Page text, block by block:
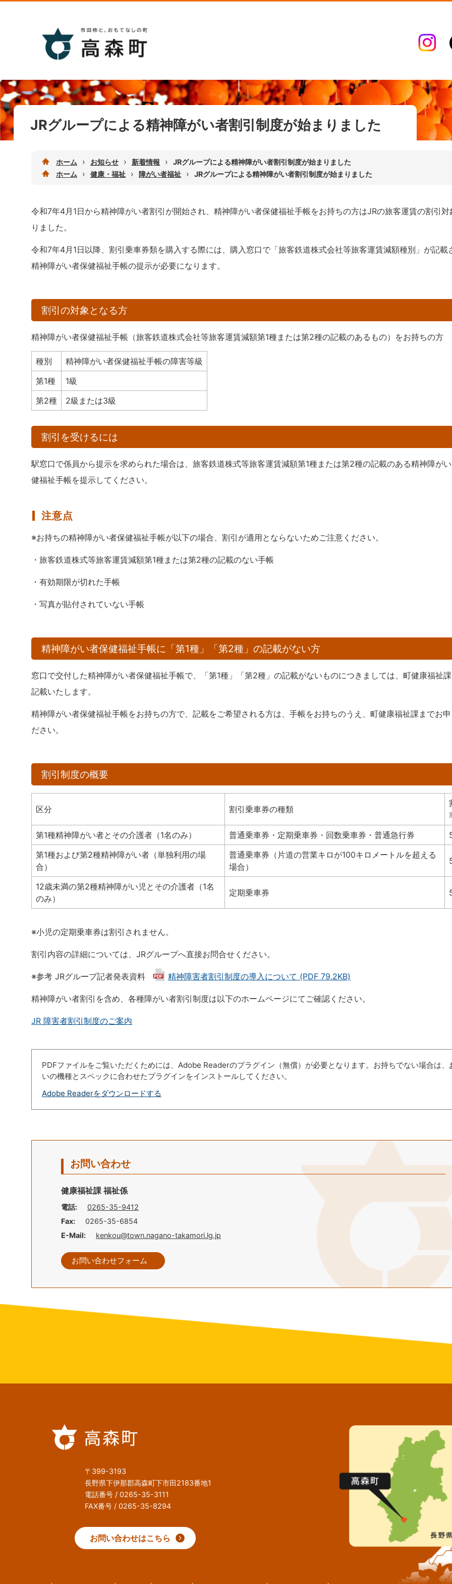
JRグループによる精神障がい者割引制度が始まりました
ホーム › お知らせ › 新着情報 ›
JRグループによる精神障がい者割引制度が始まりました
ホーム
› 健康・福祉 › 障がい者福祉 › JRグループによる精神障がい者割引制度が始まりました
令和7年4月1日から精神障がい者割引が開始され、精神障がい者保健福祉手帳をお持ちの方はJRの旅客運賃の割引対
りました。
令和7年4月1日以降、割引乗車券類を購入する際には、購入窓口で「旅客鉄道株式会社等旅客運賃減額種別」が記載
精神障がい者保健福祉手帳の提示が必要になります。
割引の対象となる方
精神障がい者保健福祉手帳（旅客鉄道株式会社等旅客運賃減額第1種または第2種の記載のあるもの）をお持ちの方
種別
精神障がい者保健福祉手帳の障害等級
第1種
1級
第2種
2級または3級
割引を受けるには
駅窓口で係員から提示を求められた場合は、旅客鉄道株式等旅客運賃減額第1種または第2種の記載のある精神障が
健福祉手帳を提示してください。
注意点
※お持ちの精神障がい者保健福祉手帳が以下の場合、割引が適用とならないためご注意ください。
・旅客鉄道株式等旅客運賃減額第1種または第2種の記載のない手帳
・有効期限が切れた手帳
・写真が貼付されていない手帳
精神障がい者保健福祉手帳に「第1種」「第2種」の記載がない方
窓口で交付した精神障がい者保健福祉手帳で、「第1種」「第2種」の記載がないものにつきましては、町健康福祉
記載いたします。
精神障がい者保健福祉手帳をお持ちの方で、記載をご希望される方は、手帳をお持ちのうえ、町健康福祉課までお
ださい。
割引制度の概要
区分 割引乗車券の種類
第1種精神障がい者とその介護者（1名のみ）
普通乗車券・定期乗車券・回数乗車券・普通急行券
第1種および第2種精神障がい者（単独利用の場
合）
普通乗車券（片道の営業キロが100キロメートルを超える
場合）
12歳未満の第2種精神障がい児とその介護者（1名
のみ）
定期乗車券
※小児の定期乗車券は割引されません。
割引内容の詳細については、JRグループへ直接お問合せください。
※参考 JRグループ記者発表資料 精神障害者割引制度の導入について (PDF 79.2KB)
精神障がい者割引を含め、各種障がい者割引制度は以下のホームページにてご確認ください。
JR 障害者割引制度のご案内
PDFファイルをご覧いただくためには、Adobe Readerのプラグイン（無償）が必要となります。お持ちでない場合は、
いの機種とスペックに合わせたプラグインをインストールしてください。
Adobe Readerをダウンロードする
お問い合わせ
健康福祉課 福祉係
電話:
0265-35-9412
Fax:
0265-35-6854
E-Mail:
kenkou@town.nagano-takamori.lg.jp
お問い合わせフォーム
〒399-3193
長野県下伊那郡高森町下市田2183番地1
電話番号 / 0265-35-3111
FAX番号 / 0265-35-8294
お問い合わせはこちら